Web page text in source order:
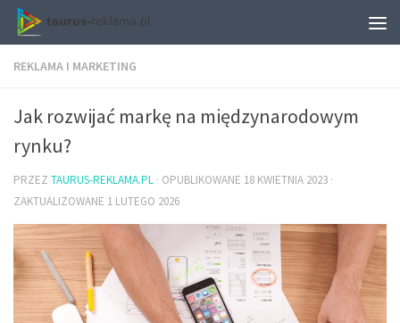
REKLAMA I MARKETING
Jak rozwijać markę na międzynarodowym
rynku?
PRZEZ TAURUS-REKLAMA.PL · OPUBLIKOWANE 18 KWIETNIA 2023 ·
ZAKTUALIZOWANE 1 LUTEGO 2026